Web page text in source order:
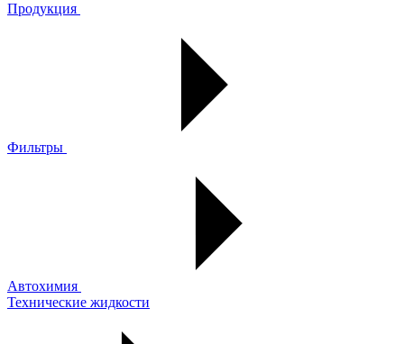
Продукция
Фильтры
Автохимия
Технические жидкости